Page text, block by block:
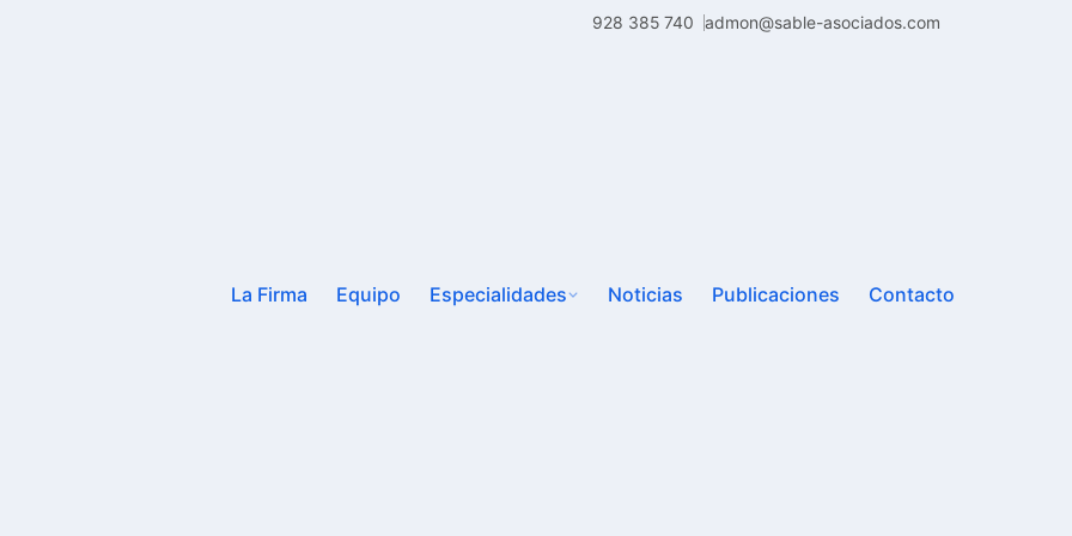
928 385 740 admon@sable-asociados.com
La Firma Equipo Especialidades Noticias Publicaciones Contacto